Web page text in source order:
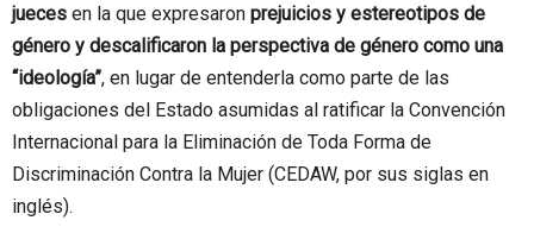
jueces en la que expresaron prejuicios y estereotipos de
género y descalificaron la perspectiva de género como una
“ideología”, en lugar de entenderla como parte de las
obligaciones del Estado asumidas al ratificar la Convención
Internacional para la Eliminación de Toda Forma de
Discriminación Contra la Mujer (CEDAW, por sus siglas en
inglés).